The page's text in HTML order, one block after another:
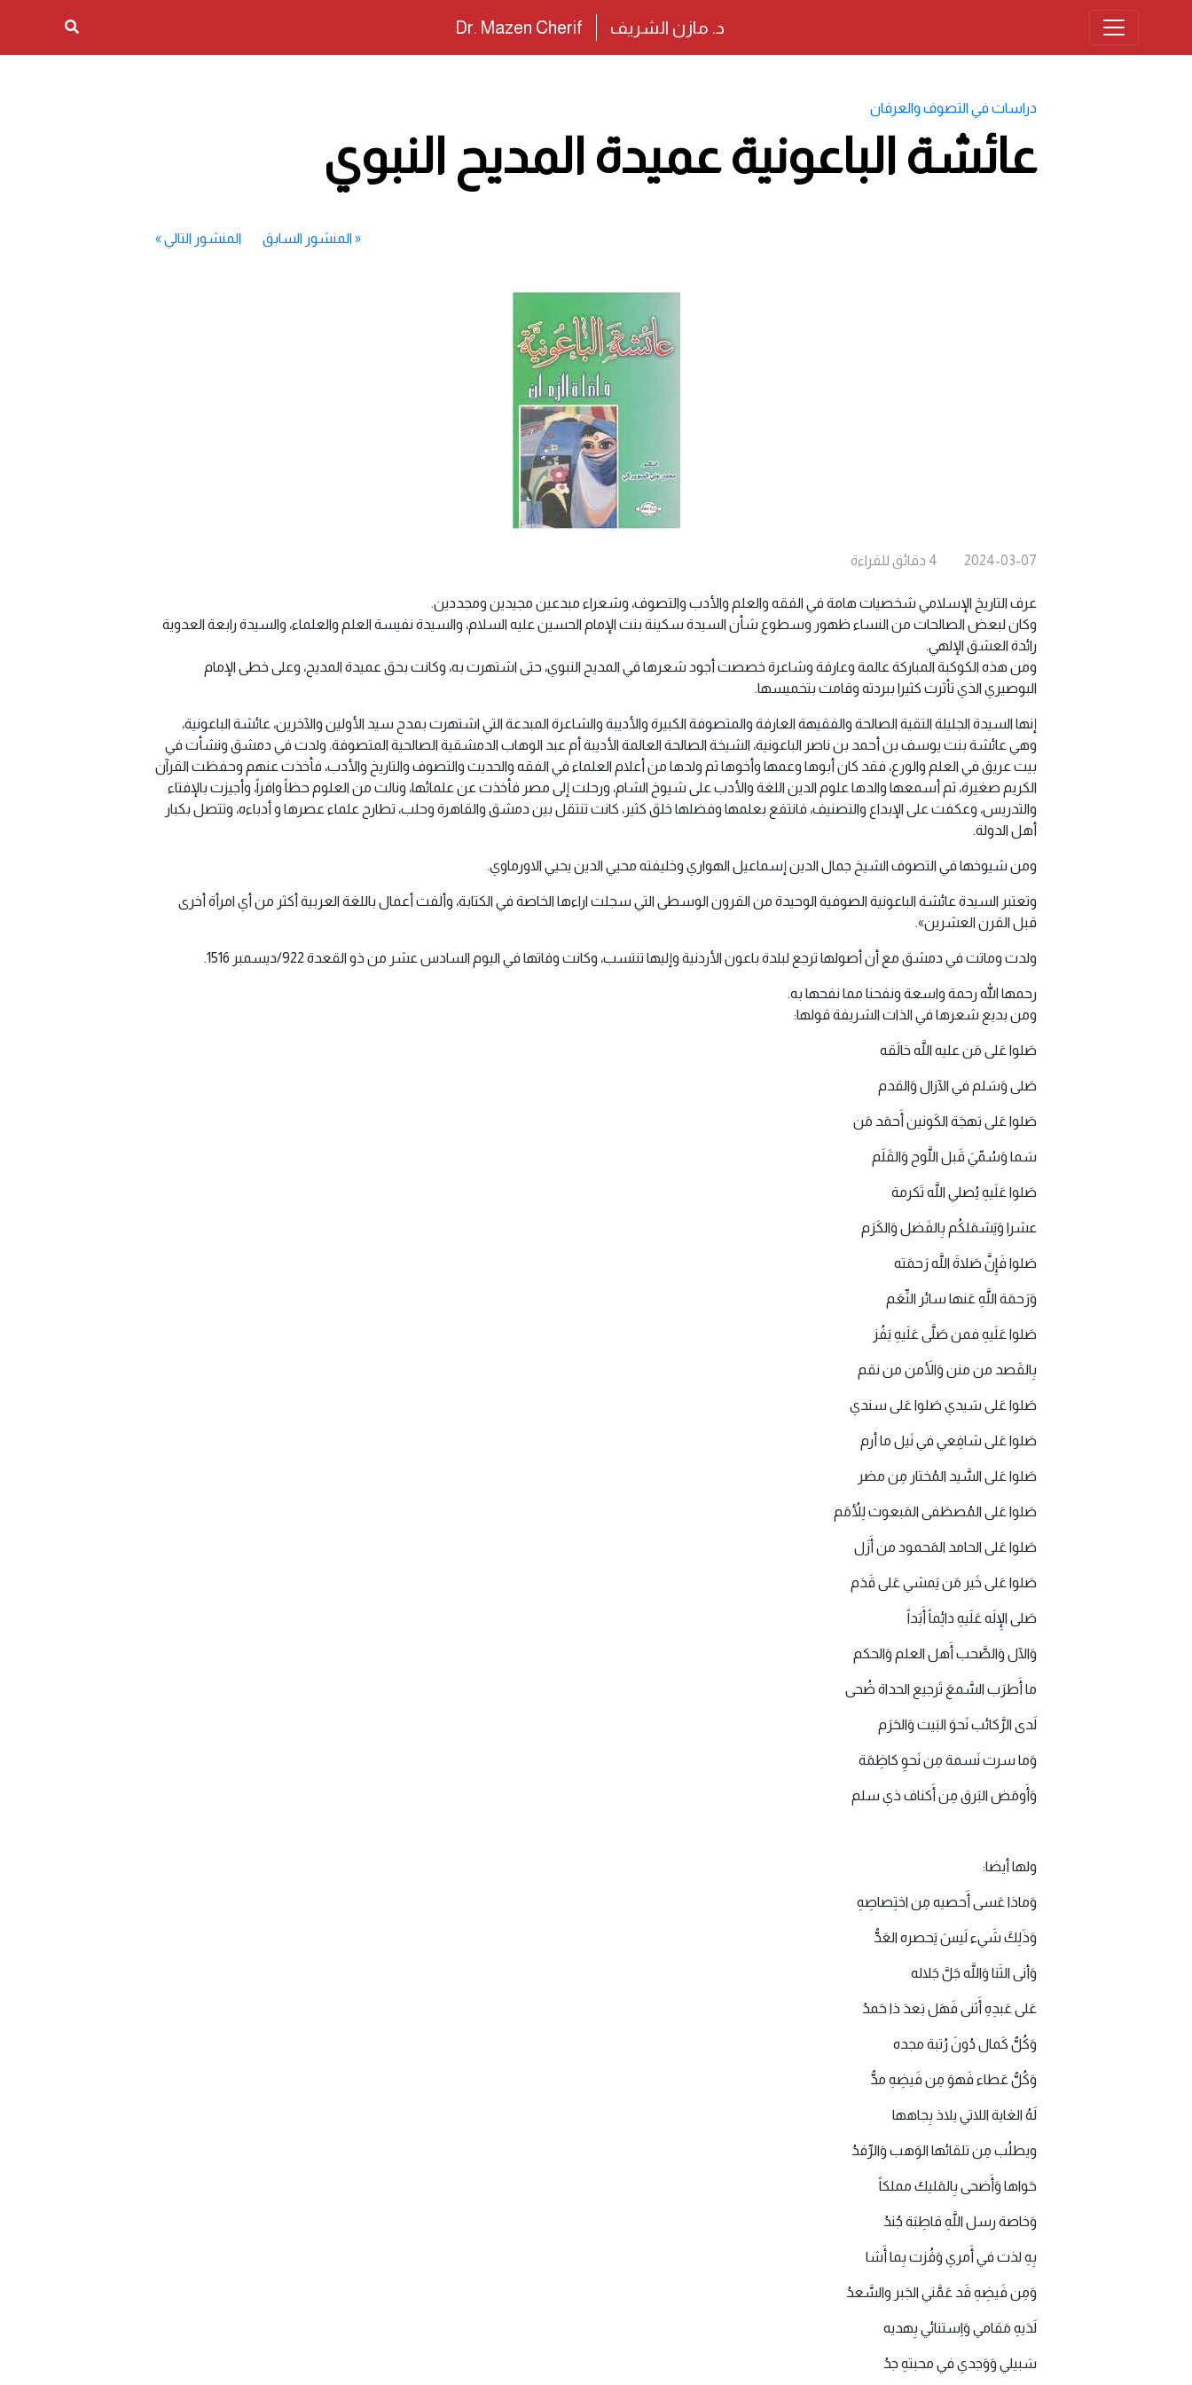
د. مازن الشريف Dr. Mazen Cherif
دراسات في التصوف والعرفان
عائشة الباعونية عميدة المديح النبوي
«المنشور السابق المنشور التالي »
2024-03-07
4 دقائق للقراءة
عرف التاريخ الإسلامي شخصيات هامة في الفقه والعلم والأدب والتصوف، وشعراء مبدعين مجيدين ومجددين.
وكان لبعض الصالحات من النساء ظهور وسطوع شأن السيدة سكينة بنت الإمام الحسين عليه السلام، والسيدة نفيسة العلم والعلماء، والسيدة رابعة العدوية
رائدة العشق الإلهي.
ومن هذه الكوكبة المباركة عالمة وعارفة وشاعرة خصصت أجود شعرها في المديح النبوي، حتى اشتهرت به، وكانت بحق عميدة المديح، وعلى خطى الإمام
البوصيري الذي تأثرت كثيرا ببردته وقامت بتخميسها.
إنها السيدة الجليلة التقية الصالحة والفقيهة العارفة والمتصوفة الكبيرة والأديبة والشاعرة المبدعة التي اشتهرت بمدح سيد الأولين والآخرين، عائشة الباعونية،
وهي عائشة بنت يوسف بن أحمد بن ناصر الباعونية، الشيخة الصالحة العالمة الأديبة أم عبد الوهاب الدمشقية الصالحية المتصوفة. ولدت في دمشق ونشأت في
بيت عريق في العلم والورع، فقد كان أبوها وعمها وأخوها ثم ولدها من أعلام العلماء في الفقه والحديث والتصوف والتاريخ والأدب، فأخذت عنهم وحفظت القرآن
الكريم صغيرة، ثم أسمعها والدها علوم الدين اللغة والأدب على شيوخ الشام، ورحلت إلى مصر فأخذت عن علمائها، ونالت من العلوم حظاً وافراً، وأجيزت بالإفتاء
والتدريس، وعكفت على الإبداع والتصنيف، فانتفع بعلمها وفضلها خلق كثير، كانت تنتقل بين دمشق والقاهرة وحلب، تطارح علماء عصرها و أدباءه، وتتصل بكبار
أهل الدولة.
ومن شيوخها في التصوف الشيخ جمال الدين إسماعيل الهواري وخليفته محيي الدين يحيي الاورماوي.
وتعتبر السيدة عائشة الباعونية الصوفية الوحيدة من القرون الوسطى التي سجلت اراءها الخاصة في الكتابة، وألفت أعمال باللغة العربية أكثر من أي امرأة أخرى
قبل القرن العشرين».
ولدت وماتت في دمشق مع أن أصولها ترجع لبلدة باعون الأردنية وإليها تنتسب، وكانت وفاتها في اليوم السادس عشر من ذو القعدة 922/ديسمبر 1516.
رحمها الله رحمة واسعة ونفحنا مما نفحها به.
ومن بديع شعرها في الذات الشريفة قولها:
صَلوا عَلى مَن عليه اللَّه خالَقه
صَلى وَسَلم في الآزال وَالقدم
صَلوا عَلى بَهجَة الكَونين أَحمَد مَن
سَما وَسُمّيَ قَبل اللَّوح وَالقَلَم
صَلوا عَلَيهِ يُصلي اللَّه تَكرمة
عشرا وَيَشمَلكُم بِالفَضل وَالكَرَم
صَلوا فَإِنَّ صَلاةَ اللَّه رَحمَته
وَرَحمَة اللَّهِ عَنها سائر النِّعَم
صَلوا عَلَيهِ فمن صَلَّى عَلَيهِ يَفُز
بِالقَصد من منن وَالأَمن من نقم
صَلوا عَلى سَيدي صَلوا عَلى سندي
صَلوا عَلى شافِعي في نَيل ما أرم
صَلوا عَلى السَّيد المُختار مِن مضر
صَلوا عَلى المُصطَفى المَبعوث لِلأُمَم
صَلوا عَلى الحامد المَحمود من أَزَل
صَلوا عَلى خَير مَن يَمشي عَلى قَدَم
صَلى الإِلَه عَلَيهِ دائِماً أَبَداً
وَالآل وَالصَّحب أَهل العلم وَالحكم
ما أَطرَب السَّمعَ تَرجيع الحداة ضُحى
لَدى الرَّكائب نَحوَ البَيت وَالحَرَم
وَما سرت نَسمة مِن نَحوِ كاظِمَة
وَأَومَض البَرق مِن أَكناف ذي سلم
ولها أيضا:
وَماذا عَسى أَحصيه مِن اختِصاصِهِ
وَذَلِكَ شَيء لَيسَ يَحصره العَدُّ
وَأنى الثَنا وَاللَّه جَلَّ جَلاله
عَلى عَبدِهِ أَثنى فَهَل بَعدَ ذا حَمدُ
وَكُلُّ كَمال دُونَ رُتبة مجده
وَكُلُّ عَطاء فَهوَ مِن فَيضِهِ مدُّ
لَهُ الغاية اللاتي يلاذ بِجاهها
ويطلُب مِن تلقائها الوَهب وَالرِّفدُ
حَواها وَأَضحى بِالمَليك مملكاً
وَخاصة رسل اللَّهِ قاطِبَة جُندُ
بِهِ لذت في أَمري وَفُزت بِما أَشا
وَمِن فَيضِهِ قَد عَمَّني الجَبر والسَّعدُ
لَدَيهِ مَقامي وَاِستنائي بِهديه
سَبيلي وَوَجدي في محبتهِ جدُ